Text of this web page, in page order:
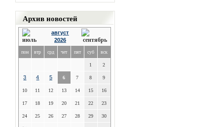
Архив новостей
август
2026
пон втр срд чет пят суб вск
1 2
3 4 5 6 7 8 9
10 11 12 13 14 15 16
17 18 19 20 21 22 23
24 25 26 27 28 29 30